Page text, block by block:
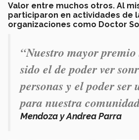
Valor entre muchos otros. Al
participaron en actividades de
organizaciones como Doctor
“Nuestro mayor
sido el de poder ver
personas y el poder ser
para nuestra
Mendoza y Andrea Parra